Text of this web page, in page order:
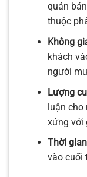
quán
thuộc
Không
khách
người
Lượng
luận cho
xứng với
Thời
vào cuối